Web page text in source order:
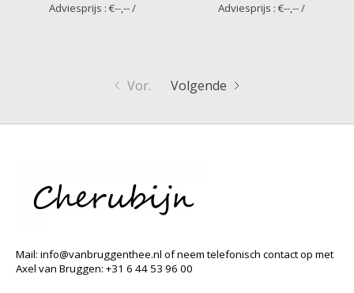
Adviesprijs : €--,-- / Adviesprijs : €--,-- /
Vor. Volgende
Mail: info@vanbruggenthee.nl of neem telefonisch contact op met
Axel van Bruggen: +31 6 44 53 96 00